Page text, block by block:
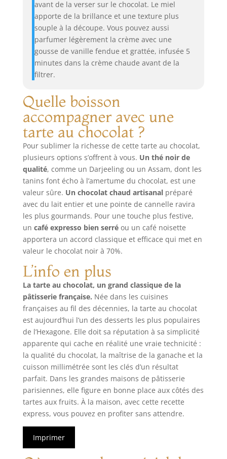
avant de la verser sur le chocolat. Le miel
apporte de la brillance et une texture plus
souple à la découpe. Vous pouvez aussi
parfumer légèrement la crème avec une
gousse de vanille fendue et grattée, infusée 5
minutes dans la crème chaude avant de la
filtrer.
Quelle boisson
accompagner avec une
tarte au chocolat ?
Pour sublimer la richesse de cette tarte au chocolat,
plusieurs options s’offrent à vous. Un thé noir de
qualité, comme un Darjeeling ou un Assam, dont les
tanins font écho à l’amertume du chocolat, est une
valeur sûre. Un chocolat chaud artisanalpréparé
avec du lait entier et une pointe de cannelle ravira
les plus gourmands. Pour une touche plus festive,
un café expresso bien serréou un café noisette
apportera un accord classique et efficace qui met en
valeur le chocolat noir à 70%.
L’info en plus
La tarte au chocolat, un grand classique de la
pâtisserie française. Née dans les cuisines
françaises au fil des décennies, la tarte au chocolat
est aujourd’hui l’un des desserts les plus populaires
de l’Hexagone. Elle doit sa réputation à sa simplicité
apparente qui cache en réalité une vraie technicité :
la qualité du chocolat, la maîtrise de la ganache et la
cuisson millimétrée sont les clés d’un résultat
parfait. Dans les grandes maisons de pâtisserie
parisiennes, elle figure en bonne place aux côtés des
tartes aux fruits. À la maison, avec cette recette
express, vous pouvez en profiter sans attendre.
Imprimer